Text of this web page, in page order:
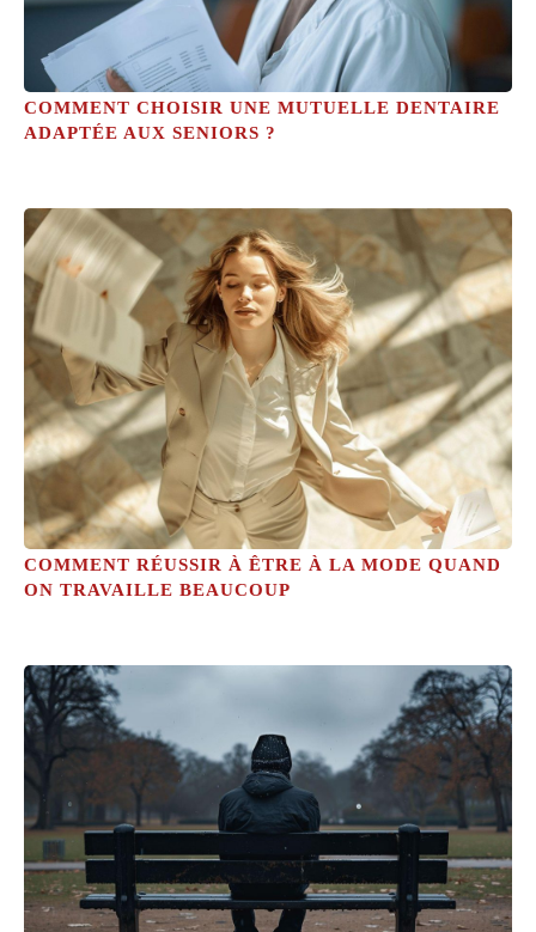
COMMENT CHOISIR UNE MUTUELLE DENTAIRE
ADAPTÉE AUX SENIORS ?
COMMENT RÉUSSIR À ÊTRE À LA MODE QUAND
ON TRAVAILLE BEAUCOUP